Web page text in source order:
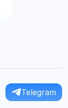
Telegram